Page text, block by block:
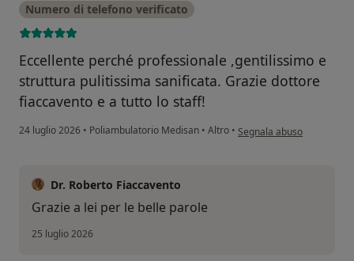
Numero di telefono verificato
Eccellente perché professionale ,gentilissimo e
struttura pulitissima sanificata. Grazie dottore
fiaccavento e a tutto lo staff!
24 luglio 2026 • Poliambulatorio Medisan • Altro • secondo l'opinione
Segnala abuso
Dr. Roberto Fiaccavento
Grazie a lei per le belle parole
25 luglio 2026